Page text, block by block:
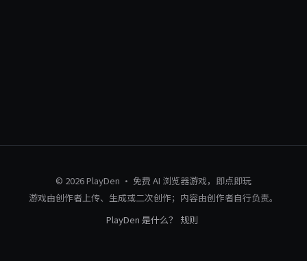
© 2026 PlayDen · 免费 AI 浏览器游戏，即点即玩
游戏由创作者上传、生成或二次创作；内容由创作者自行负责。
PlayDen 是什么？
规则